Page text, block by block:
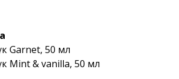
Garnet, 50 мл
Mint & vanilla, 50 мл